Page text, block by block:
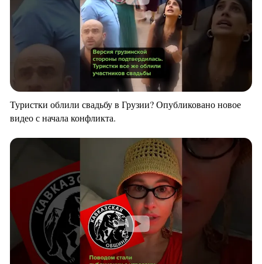
Туристки облили свадьбу в Грузии? Опубликовано новое
видео с начала конфликта.